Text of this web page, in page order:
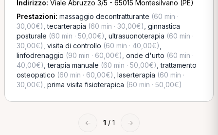
Indirizzo: Viale Abruzzo 3/5 - 65015 Montesilvano (PE)
Prestazioni: massaggio decontratturante (60 min ·
30,00€) ,tecarterapia (60 min · 30,00€) ginnastica
posturale (60 min · 50,00€) ultrasuonoterapia (60 min ·
30,00€) visita di controllo (60 min · 40,00€)
linfodrenaggio (90 min · 60,00€) onde d'urto (60 min ·
40,00€) ,terapia manuale (60 min · 50,00€) ,trattamento
osteopatico (60 min · 60,00€) laserterapia (60 min ·
30,00€) prima visita fisioterapica (60 min · 50,00€)
← 1 / 1 →